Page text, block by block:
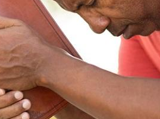
Mon
sensible
très
Bébés,
quelle